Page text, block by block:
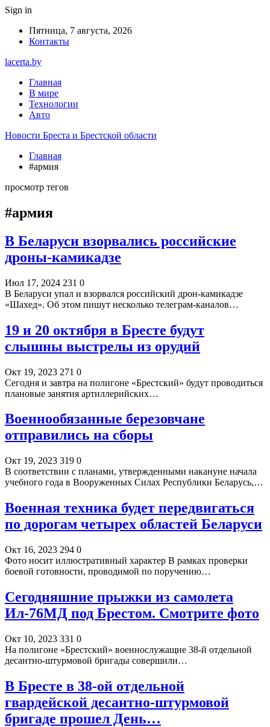
Sign in
Пятница, 7 августа, 2026
Контакты
lacerta.by
Главная
В мире
Технологии
Авто
Новости Бреста и Брестской области
Главная
#армия
просмотр тегов
#армия
В Беларуси взорвались российские
дроны-камикадзе
Июл 17, 2024 231 0
В Беларуси упал и взорвался российский дрон-камикадзе
«Шахед». Об этом пишут несколько телеграм-каналов…
19 и 20 октября в Бресте будут
слышны выстрелы из орудий
Окт 19, 2023 271 0
Сегодня и завтра на полигоне «Брестский» будут проводиться
плановые занятия артиллерийских…
Военнообязанные березовчане
отправились на сборы
Окт 19, 2023 319 0
В соответствии с планами, утвержденными накануне начала
учебного года в Вооруженных Силах Республики Беларусь,…
Военная техника будет передвигаться
по дорогам четырех областей Беларуси
Окт 16, 2023 294 0
Фото носит иллюстративный характер В рамках проверки
боевой готовности, проводимой по поручению…
Сегодняшние прыжки из самолета
Ил-76МД под Брестом. Смотрите фото
Окт 10, 2023 331 0
На полигоне «Брестский» военнослужащие 38-й отдельной
десантно-штурмовой бригады совершили…
В Бресте в 38-ой отдельной
гвардейской десантно-штурмовой
бригаде прошел День…